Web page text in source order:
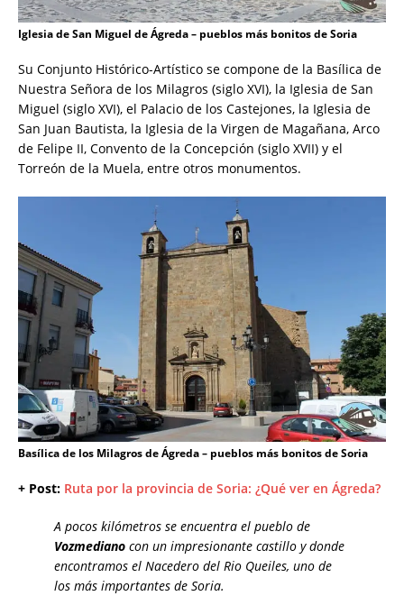
Iglesia de San Miguel de Ágreda – pueblos más bonitos de Soria
Su Conjunto Histórico-Artístico se compone de la Basílica de
Nuestra Señora de los Milagros (siglo XVI), la Iglesia de San
Miguel (siglo XVI), el Palacio de los Castejones, la Iglesia de
San Juan Bautista, la Iglesia de la Virgen de Magañana, Arco
de Felipe II, Convento de la Concepción (siglo XVII) y el
Torreón de la Muela, entre otros monumentos.
Basílica de los Milagros de Ágreda – pueblos más bonitos de Soria
+ Post: Ruta por la provincia de Soria: ¿Qué ver en Ágreda?
A pocos kilómetros se encuentra el pueblo de
Vozmediano con un impresionante castillo y donde
encontramos el Nacedero del Rio Queiles, uno de
los más importantes de Soria.